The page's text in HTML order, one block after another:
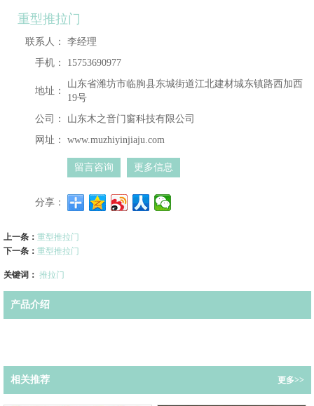
重型推拉门
联系人：
李经理
手机：
15753690977
地址：
山东省潍坊市临朐县东城街道江北建材城东镇路西加西
19号
公司：
山东木之音门窗科技有限公司
网址：
www.muzhiyinjiaju.com
留言咨询 更多信息
分享：
上一条： 重型推拉门
下一条： 重型推拉门
关键词： 推拉门
产品介绍
相关推荐 更多>>